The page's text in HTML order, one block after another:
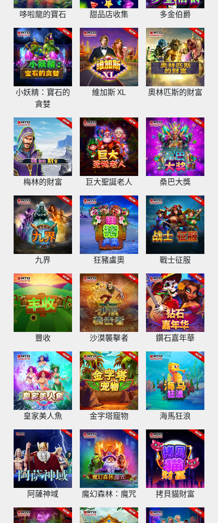
哆啦龍的寶⽯ 甜品店收集 多金伯爵
小妖精：寶石的
貪婪
維加斯 XL 奧林匹斯的財富
梅林的財富 巨大聖誕老人 桑巴大獎
九界 狂豬盧奧 戰⼠征服
豐收 沙漠襲擊者 鑽石嘉年華
皇家美⼈魚 金字塔寵物 海馬狂浪
阿薩神域 魔幻森林：魔咒 拷貝貓財富